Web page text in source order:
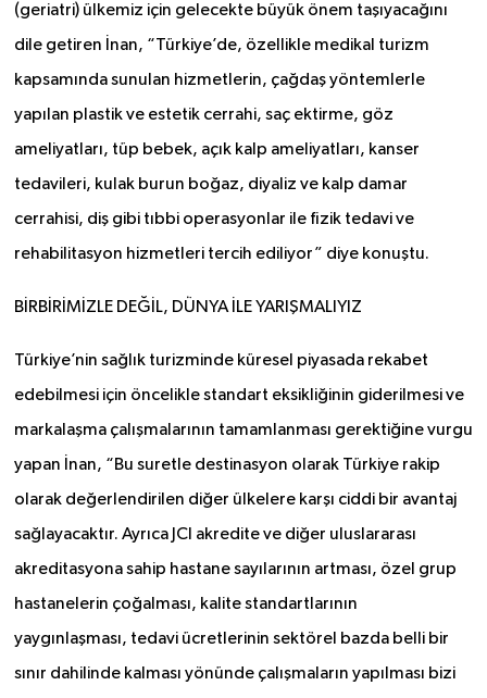
(geriatri) ülkemiz için gelecekte büyük önem taşıyacağını
dile getiren İnan, “Türkiye’de, özellikle medikal turizm
kapsamında sunulan hizmetlerin, çağdaş yöntemlerle
yapılan plastik ve estetik cerrahi, saç ektirme, göz
ameliyatları, tüp bebek, açık kalp ameliyatları, kanser
tedavileri, kulak burun boğaz, diyaliz ve kalp damar
cerrahisi, diş gibi tıbbi operasyonlar ile fizik tedavi ve
rehabilitasyon hizmetleri tercih ediliyor” diye konuştu.
BİRBİRİMİZLE DEĞİL, DÜNYA İLE YARIŞMALIYIZ
Türkiye’nin sağlık turizminde küresel piyasada rekabet
edebilmesi için öncelikle standart eksikliğinin giderilmesi ve
markalaşma çalışmalarının tamamlanması gerektiğine vurgu
yapan İnan, “Bu suretle destinasyon olarak Türkiye rakip
olarak değerlendirilen diğer ülkelere karşı ciddi bir avantaj
sağlayacaktır. Ayrıca JCI akredite ve diğer uluslararası
akreditasyona sahip hastane sayılarının artması, özel grup
hastanelerin çoğalması, kalite standartlarının
yaygınlaşması, tedavi ücretlerinin sektörel bazda belli bir
sınır dahilinde kalması yönünde çalışmaların yapılması bizi